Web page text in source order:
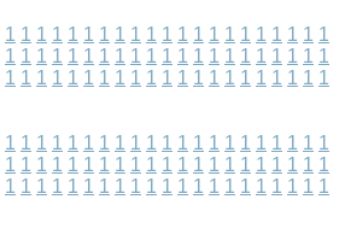
1 1 1 1 1 1 1 1 1 1 1 1 1 1 1 1 1 1 1 1 1
1 1 1 1 1 1 1 1 1 1 1 1 1 1 1 1 1 1 1 1 1
1 1 1 1 1 1 1 1 1 1 1 1 1 1 1 1 1 1 1 1 1
1 1 1 1 1 1 1 1 1 1 1 1 1 1 1 1 1 1 1 1 1
1 1 1 1 1 1 1 1 1 1 1 1 1 1 1 1 1 1 1 1 1
1 1 1 1 1 1 1 1 1 1 1 1 1 1 1 1 1 1 1 1 1